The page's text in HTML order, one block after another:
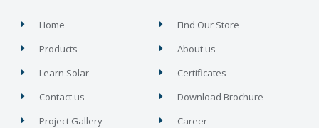
Home
Products
Learn Solar
Contact us
Project Gallery
Find Our Store
About us
Certificates
Download Brochure
Career